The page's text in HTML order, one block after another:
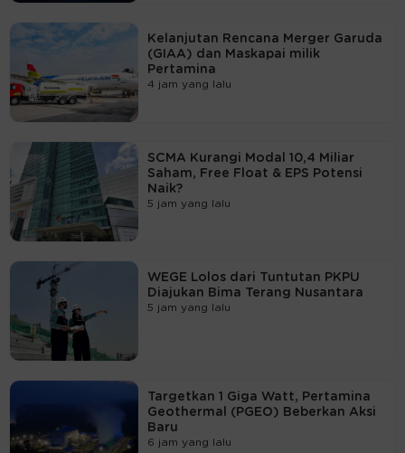
Kelanjutan Rencana Merger Garuda
(GIAA) dan Maskapai milik
Pertamina
4 jam yang lalu
SCMA Kurangi Modal 10,4 Miliar
Saham, Free Float & EPS Potensi
Naik?
5 jam yang lalu
WEGE Lolos dari Tuntutan PKPU
Diajukan Bima Terang Nusantara
5 jam yang lalu
Targetkan 1 Giga Watt, Pertamina
Geothermal (PGEO) Beberkan Aksi
Baru
6 jam yang lalu